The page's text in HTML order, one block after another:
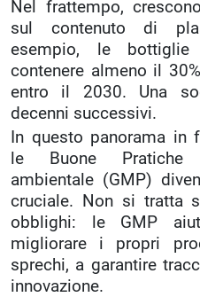
Nel frattempo,
sul contenuto di
esempio, le
contenere almeno il
entro il 2030. Una
decenni successivi.
In questo panorama in
le Buone Pratiche
ambientale (GMP)
cruciale. Non si tratta
obblighi: le GMP
migliorare i propri
sprechi, a garantire
innovazione.